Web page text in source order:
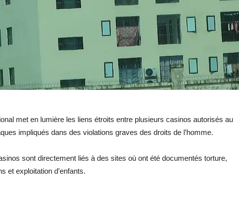
met en lumière les liens étroits entre plusieurs casinos autorisés au
impliqués dans des violations graves des droits de l’homme.
sont directement liés à des sites où ont été documentés torture,
et exploitation d’enfants.